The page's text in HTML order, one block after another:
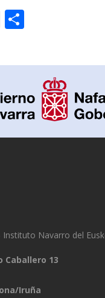
Email
Instituto Navarro del
Caballero 13
Iruña